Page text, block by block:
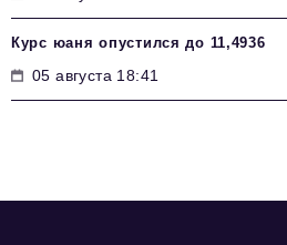
Курс юаня опустился до 11,4936
05 августа 18:41